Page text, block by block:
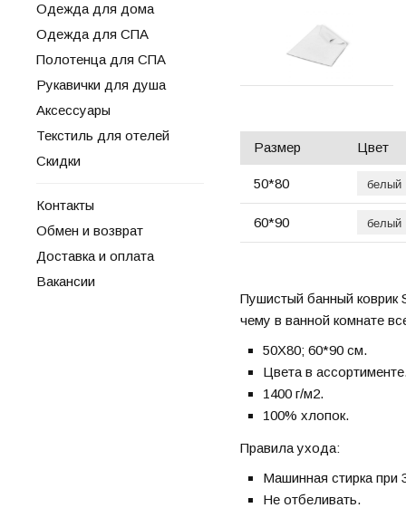
Одежда для дома
Одежда для СПА
Полотенца для СПА
Рукавички для душа
Аксессуары
Текстиль для отелей
Скидки
Контакты
Обмен и возврат
Доставка и оплата
Вакансии
Размер Цвет
50*80
60*90
Пушистый банный коврик
чему в ванной комнате
50X80; 60*90 см.
Цвета в
1400 г/м2.
100% хлопок.
Правила ухода:
Машинная стирка при
Не отбеливать.